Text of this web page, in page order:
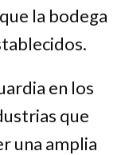
la bodega
en los
que
una amplia